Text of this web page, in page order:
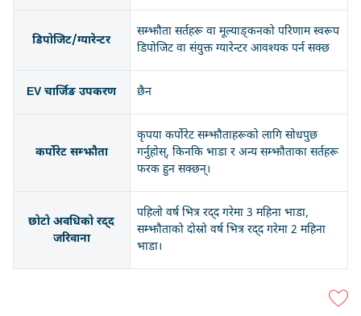
डिपोजिट/ग्यारेन्टर
सम्झौता सर्तहरू वा मूल्याङ्कनको परिणाम स्वरूप
डिपोजिट वा संयुक्त ग्यारेन्टर आवश्यक पर्न सक्छ
EV चार्जिङ उपकरण छैन
कर्पोरेट सम्झौता
कृपया कर्पोरेट सम्झौताहरूको लागि सोधपुछ
गर्नुहोस्, किनकि भाडा र अन्य सम्झौताका सर्तहरू
फरक हुन सक्छन्।
छोटो अवधिको रद्द
जरिवाना
पहिलो वर्ष भित्र रद्द गरेमा 3 महिना भाडा,
सम्झौताको दोस्रो वर्ष भित्र रद्द गरेमा 2 महिना
भाडा।